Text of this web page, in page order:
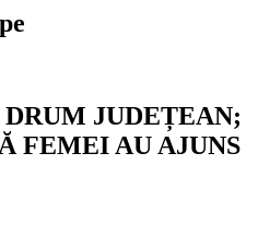
JUDEȚEAN;
FEMEI AU AJUNS